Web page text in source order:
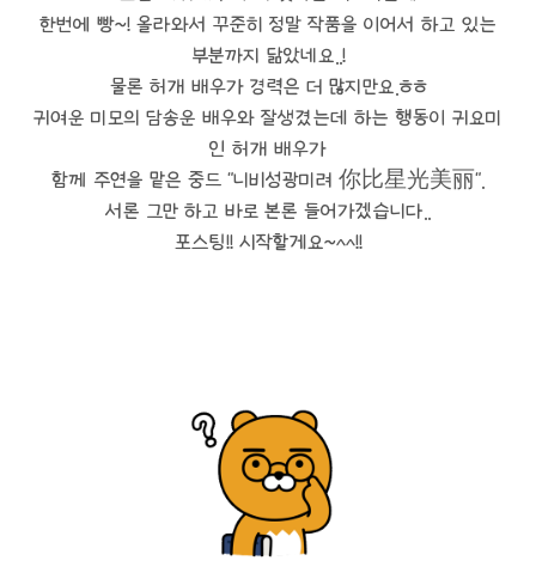
한번에 빵~! 올라와서 꾸준히 정말 작품을 이어서 하고 있는
부분까지 닮았네요..!
물론 허개 배우가 경력은 더 많지만요.ㅎㅎ
귀여운 미모의 담송운 배우와 잘생겼는데 하는 행동이 귀요미
인 허개 배우가
함께 주연을 맡은 중드 "니비성광미려 你比星光美丽".
서론 그만 하고 바로 본론 들어가겠습니다..
포스팅!! 시작할게요~^^!!